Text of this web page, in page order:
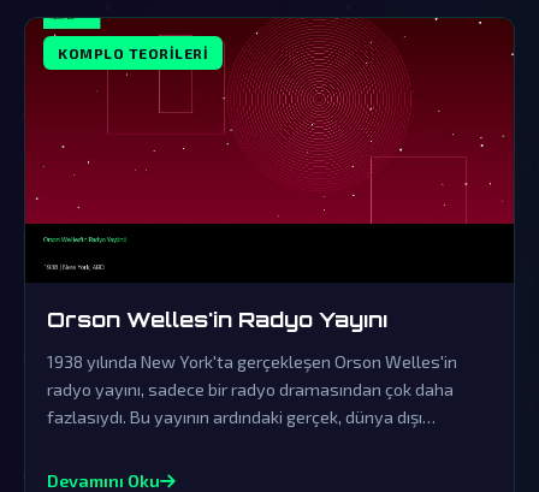
KOMPLO TEORILERI
Orson Welles'in Radyo Yayını
1938 yılında New York'ta gerçekleşen Orson Welles'in
radyo yayını, sadece bir radyo dramasından çok daha
fazlasıydı. Bu yayının ardındaki gerçek, dünya dışı
teorileriyle doludur.
Devamını Oku